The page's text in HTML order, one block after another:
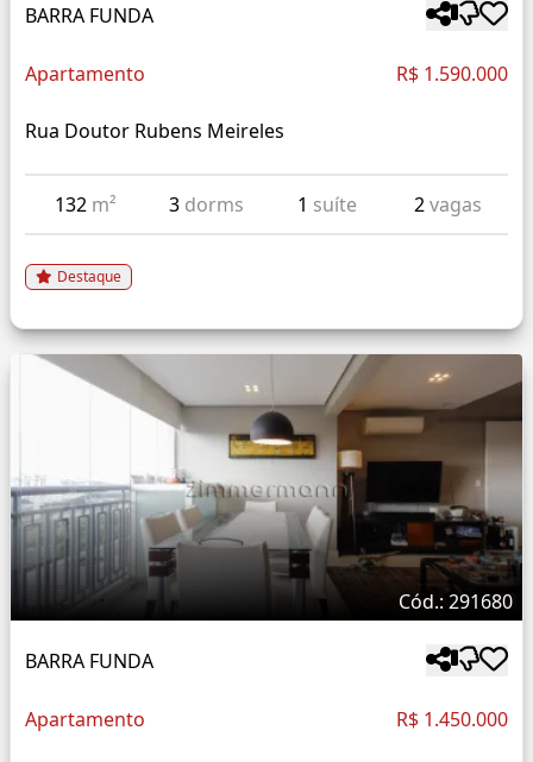
BARRA FUNDA
Apartamento R$ 1.590.000
Rua Doutor Rubens Meireles
132 m² 3 dorms 1 suíte 2vagas
Destaque
Cód.: 291680
BARRA FUNDA
Apartamento R$ 1.450.000